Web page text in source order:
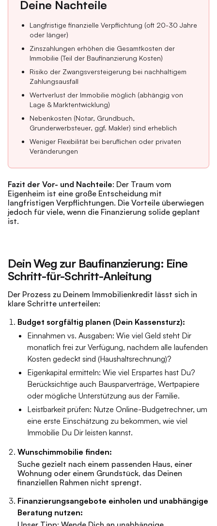
Deine Nachteile
Langfristige finanzielle Verpflichtung (oft 20-30 Jahre
oder länger)
Zinszahlungen erhöhen die Gesamtkosten der
Immobilie (Teil der Baufinanzierung Kosten)
Risiko der Zwangsversteigerung bei nachhaltigem
Zahlungsausfall
Wertverlust der Immobilie möglich (abhängig von
Lage & Marktentwicklung)
Nebenkosten (Notar, Grundbuch,
Grunderwerbsteuer, ggf. Makler) sind erheblich
Weniger Flexibilität bei beruflichen oder privaten
Veränderungen
Fazit der Vor- und Nachteile: Der Traum vom
Eigenheim ist eine große Entscheidung mit
langfristigen Verpflichtungen. Die Vorteile überwiegen
jedoch für viele, wenn die Finanzierung solide geplant
ist.
Dein Weg zur Baufinanzierung: Eine
Schritt-für-Schritt-Anleitung
Der Prozess zu Deinem Immobilienkredit lässt sich in
klare Schritte unterteilen:
Budget sorgfältig planen (Dein Kassensturz):
Einnahmen vs. Ausgaben: Wie viel Geld steht Dir
monatlich frei zur Verfügung, nachdem alle laufenden
Kosten gedeckt sind (Haushaltsrechnung)?
Eigenkapital ermitteln: Wie viel Erspartes hast Du?
Berücksichtige auch Bausparverträge, Wertpapiere
oder mögliche Unterstützung aus der Familie.
Leistbarkeit prüfen: Nutze Online-Budgetrechner, um
eine erste Einschätzung zu bekommen, wie viel
Immobilie Du Dir leisten kannst.
Wunschimmobilie finden:
Suche gezielt nach einem passenden Haus, einer
Wohnung oder einem Grundstück, das Deinen
finanziellen Rahmen nicht sprengt.
Finanzierungsangebote einholen und unabhängige
Beratung nutzen: